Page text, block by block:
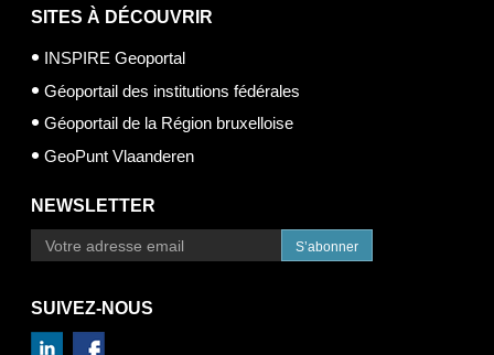
SITES À DÉCOUVRIR
INSPIRE Geoportal
Géoportail des institutions fédérales
Géoportail de la Région bruxelloise
GeoPunt Vlaanderen
NEWSLETTER
S’abonner
SUIVEZ-NOUS